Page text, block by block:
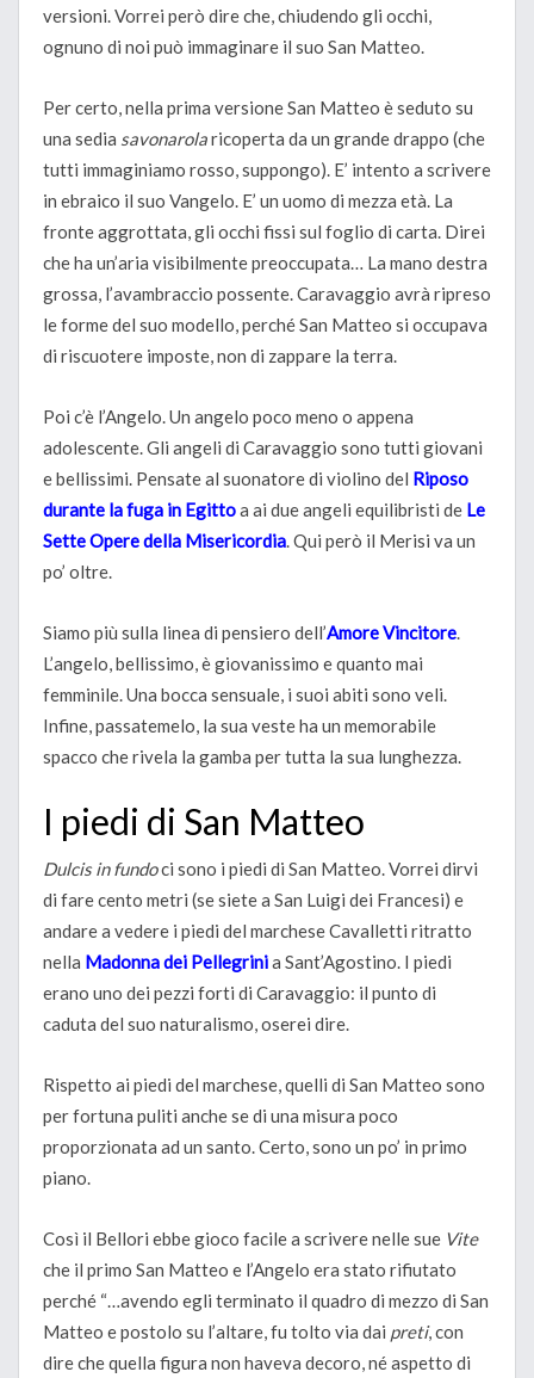
versioni. Vorrei però dire che, chiudendo gli occhi,
ognuno di noi può immaginare il suo San Matteo.
Per certo, nella prima versione San Matteo è seduto su
una sedia savonarolaricoperta da un grande drappo (che
tutti immaginiamo rosso, suppongo). E’ intento a scrivere
in ebraico il suo Vangelo. E’ un uomo di mezza età. La
fronte aggrottata, gli occhi fissi sul foglio di carta. Direi
che ha un’aria visibilmente preoccupata… La mano destra
grossa, l’avambraccio possente. Caravaggio avrà ripreso
le forme del suo modello, perché San Matteo si occupava
di riscuotere imposte, non di zappare la terra.
Poi c’è l’Angelo. Un angelo poco meno o appena
adolescente. Gli angeli di Caravaggio sono tutti giovani
e bellissimi. Pensate al suonatore di violino del Riposo
durante la fuga in Egittoa ai due angeli equilibristi de Le
Sette Opere della Misericordia. Qui però il Merisi va un
po’ oltre.
Siamo più sulla linea di pensiero dell’Amore Vincitore.
L’angelo, bellissimo, è giovanissimo e quanto mai
femminile. Una bocca sensuale, i suoi abiti sono veli.
Infine, passatemelo, la sua veste ha un memorabile
spacco che rivela la gamba per tutta la sua lunghezza.
I piedi di San Matteo
Dulcis in fundoci sono i piedi di San Matteo. Vorrei dirvi
di fare cento metri (se siete a San Luigi dei Francesi) e
andare a vedere i piedi del marchese Cavalletti ritratto
nella Madonna dei Pellegrinia Sant’Agostino. I piedi
erano uno dei pezzi forti di Caravaggio: il punto di
caduta del suo naturalismo, oserei dire.
Rispetto ai piedi del marchese, quelli di San Matteo sono
per fortuna puliti anche se di una misura poco
proporzionata ad un santo. Certo, sono un po’ in primo
piano.
Così il Bellori ebbe gioco facile a scrivere nelle sue Vite
che il primo San Matteo e l’Angelo era stato rifiutato
perché “…avendo egli terminato il quadro di mezzo di San
Matteo e postolo su l’altare, fu tolto via dai preti, con
dire che quella figura non haveva decoro, né aspetto di